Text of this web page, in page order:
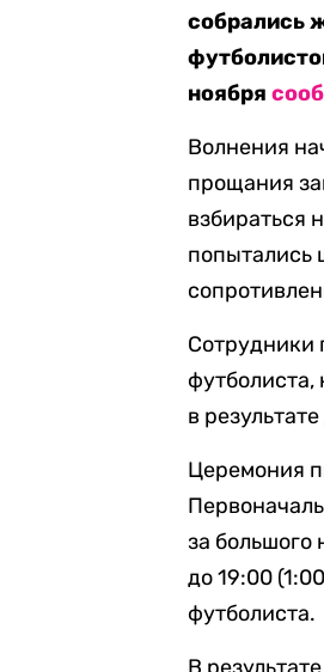
собрались
ноября
Волнения
прощания
взбираться
попытались
Сотрудники
футболиста,
в
Церемония
за
до 19:00
футболиста.